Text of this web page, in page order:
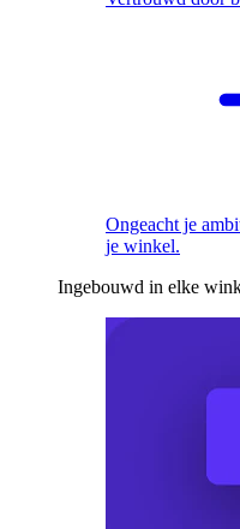
Ongeacht je
je winkel.
Ingebouwd in elke